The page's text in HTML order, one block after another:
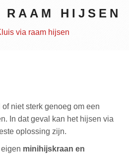
HIJSEN
via raam hijsen
niet sterk genoeg om een
In dat geval kan het hijsen via
oplossing zijn.
minihijskraan en